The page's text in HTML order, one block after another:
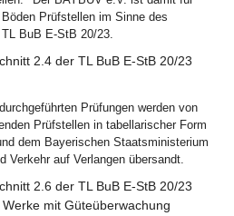
Prüfstellen im Sinne des
BuB E-StB 20/23.
2.4 der TL BuB E-StB 20/23
Prüfungen werden von
Prüfstellen in tabellarischer Form
dem Bayerischen Staatsministerium
Verkehr auf Verlangen übersandt.
2.6 der TL BuB E-StB 20/23
mit Güteüberwachung